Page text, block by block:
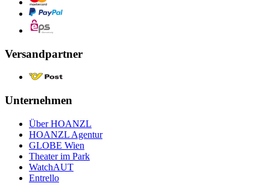
Versandpartner
Unternehmen
Über HOANZL
HOANZL Agentur
GLOBE Wien
Theater im Park
WatchAUT
Entrello